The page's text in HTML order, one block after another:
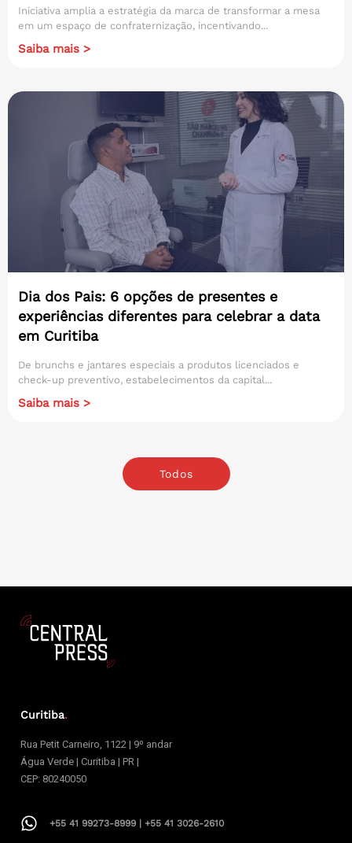
Iniciativa amplia a estratégia da marca de transformar a mesa
em um espaço de confraternização, incentivando...
Saiba mais >
Dia dos Pais: 6 opções de presentes e
experiências diferentes para celebrar a data
em Curitiba
De brunchs e jantares especiais a produtos licenciados e
check-up preventivo, estabelecimentos da capital...
Saiba mais >
Todos
Curitiba.
Rua Petit Carneiro, 1122 | 9º andar
Água Verde | Curitiba | PR |
CEP: 80240050
+55 41 99273-8999 | +55 41 3026-2610